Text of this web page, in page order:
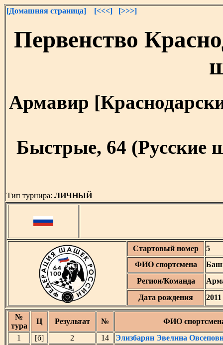
[Домашняя страница] [<<<] [>>>]
Первенство
Армавир
Быстрые, 64 (Русские
Тип турнира: ЛИЧНЫЙ
Стартовый номер
5
ФИО спортсмена
Регион/Команда
Дата рождения
2011
№
тура
Ц Результат №
ФИО
1
[б] 2 14
Элизбарян Эвелина